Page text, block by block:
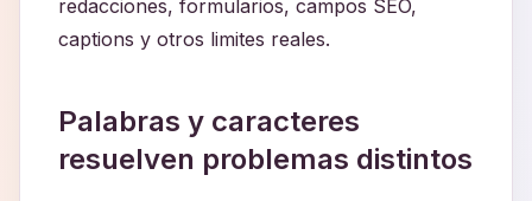
redacciones, formularios, campos SEO,
captions y otros limites reales.
Palabras y caracteres
resuelven problemas distintos